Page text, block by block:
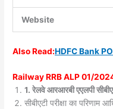
Website
AlsoRead:HDFC Bank
Railway RRB ALP 01/
1. रेलवे आरआरबी एएलपी
सीबीएटी परीक्षा का